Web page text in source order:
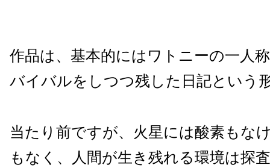
作品は、基本的にはワトニーの一人
バイバルをしつつ残した日記という
当たり前ですが、火星には酸素もな
もなく、人間が生き残れる環境は探